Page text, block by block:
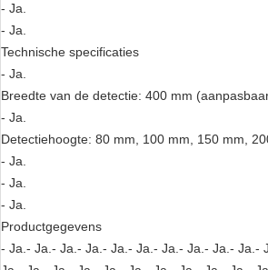
- Ja.
- Ja.
Technische specificaties
- Ja.
Breedte van de detectie: 400 mm
- Ja.
Detectiehoogte: 80 mm, 100 mm, 150 mm,
- Ja.
- Ja.
- Ja.
Productgegevens
- Ja.- Ja.- Ja.- Ja.- Ja.- Ja.- Ja.- Ja.- Ja.- Ja.-